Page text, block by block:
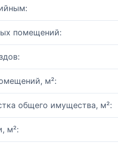
помещений:
м²:
общего имущества, м²:
м²: